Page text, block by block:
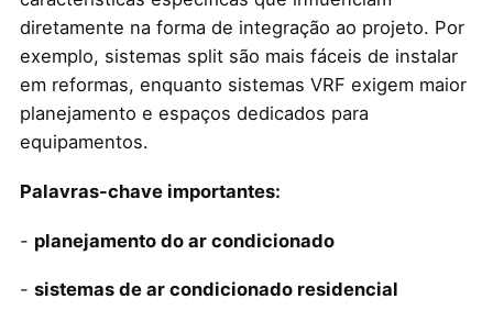
diretamente na forma de integração ao projeto. Por
exemplo, sistemas split são mais fáceis de instalar
em reformas, enquanto sistemas VRF exigem maior
planejamento e espaços dedicados para
equipamentos.
Palavras-chave importantes:
- planejamento do ar condicionado
- sistemas de ar condicionado residencial